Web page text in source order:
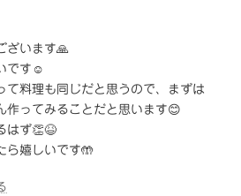
ざいます🙏
です☺️
て料理も同じだと思うので、まずは
作ってみることだと思います😊
はず👏😆
ら嬉しいです🤲